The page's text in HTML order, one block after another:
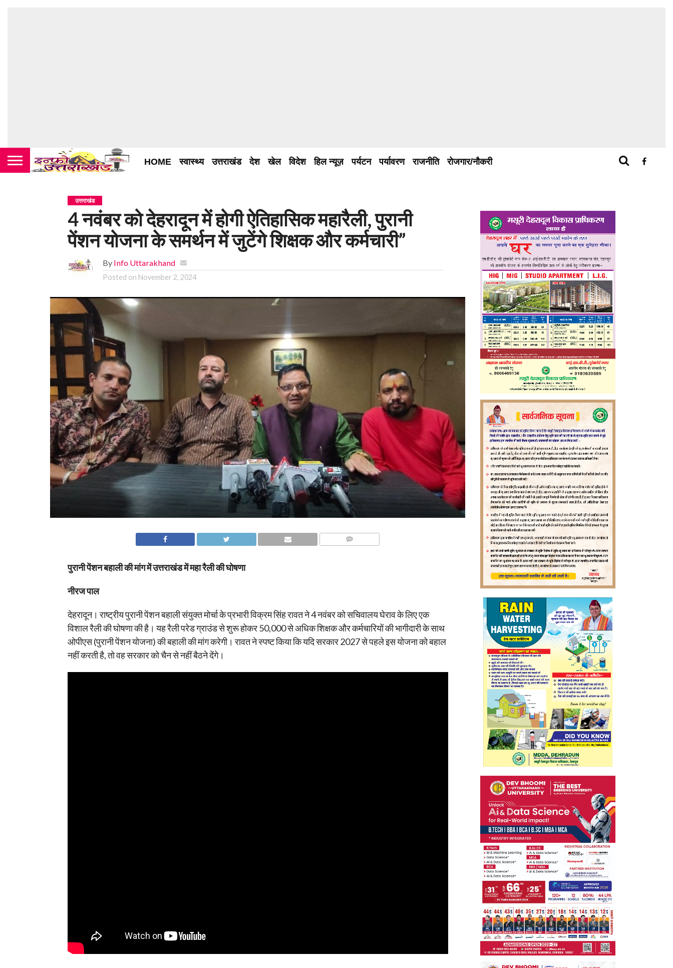
HOME स्वास्थ्य उत्तराखंड देश खेल विदेश हिल न्यूज़ पर्यटन पर्यावरण राजनीति रोजगार/नौकरी
उत्तराखंड
4 नवंबर को देहरादून में होगी ऐतिहासिक महारैली, पुरानी
पेंशन योजना के समर्थन में जुटेंगे शिक्षक और कर्मचारी”
By Info Uttarakhand
Posted on November 2, 2024
पुरानी पेंशन बहाली की मांग में उत्तराखंड में महा रैली की घोषणा
नीरज पाल
देहरादून। राष्ट्रीय पुरानी पेंशन बहाली संयुक्त मोर्चा के प्रभारी विक्रम सिंह रावत ने 4 नवंबर को सचिवालय घेराव के लिए एक
विशाल रैली की घोषणा की है। यह रैली परेड ग्राउंड से शुरू होकर 50,000 से अधिक शिक्षक और कर्मचारियों की भागीदारी के साथ
ओपीएस (पुरानी पेंशन योजना) की बहाली की मांग करेगी। रावत ने स्पष्ट किया कि यदि सरकार 2027 से पहले इस योजना को बहाल
नहीं करती है, तो वह सरकार को चैन से नहीं बैठने देंगे।